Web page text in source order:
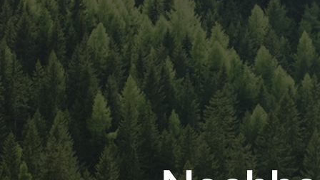
Impressum
Holzverpa
ckungen
Individuelle
Holzkisten
und -
Verpackun
gen
Europalett
en